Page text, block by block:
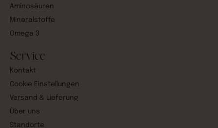
Aminosäuren
Mineralstoffe
Omega 3
Service
Kontakt
Cookie Einstellungen
Versand & Lieferung
Über uns
Standorte